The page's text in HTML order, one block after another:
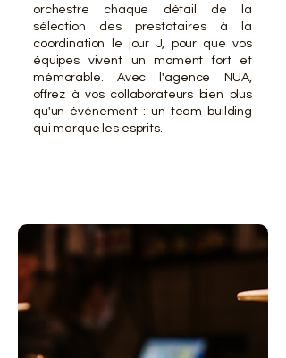
orchestre chaque détail de la
sélection des prestataires à la
coordination le jour J, pour que vos
équipes vivent un moment fort et
mémorable. Avec l'agence NUA,
offrez à vos collaborateurs bien plus
qu'un événement : un team building
qui marque les esprits.